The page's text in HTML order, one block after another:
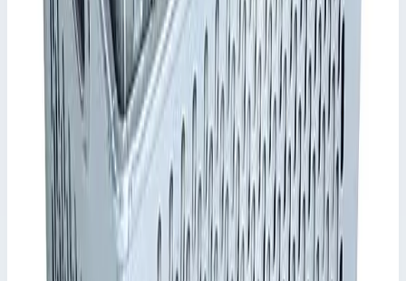
Внешние размеры
545х385х160 мм
24 л
Алюминий
Характеристики
Внутренние размеры ДхШхВ
530х330х140 мм
Внешние размеры ДхШхВ
545х385х160 мм